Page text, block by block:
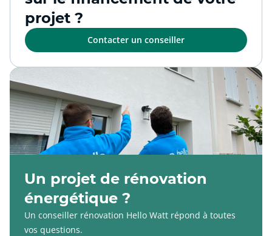
projet ?
Contacter un conseiller
Un projet de rénovation
énergétique ?
Un conseiller rénovation Hello Watt répond à toutes
vos questions.